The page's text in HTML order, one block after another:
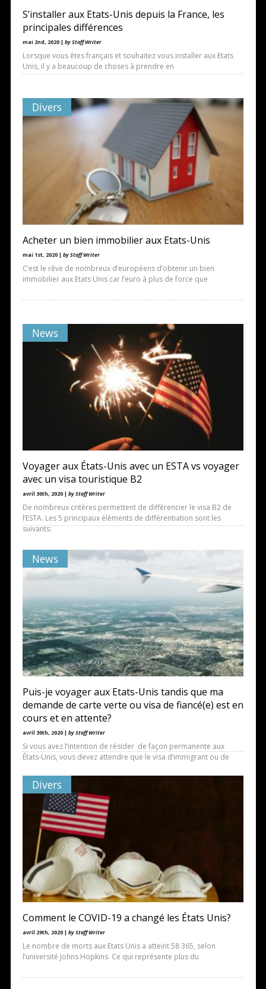
S’installer aux Etats-Unis depuis la France, les
principales différences
mai 2nd, 2020 | by Staff Writer
Lorsque vous êtes français et souhaitez vous installer aux Etats
Unis, il y a beaucoup de choses à prendre en
Divers
Acheter un bien immobilier aux Etats-Unis
mai 1st, 2020 | by Staff Writer
C’est le rêve de nombreux d’européens d’obtenir un bien
immobilier aux Etats Unis car l’euro à plus de force que
News
Voyager aux États-Unis avec un ESTA vs voyager
avec un visa touristique B2
avril 30th, 2020 | by Staff Writer
De nombreux critères permettent de différencier le visa B2 de
l’ESTA. Les 5 principaux éléments de différentiation sont les
suivants:
News
Puis-je voyager aux Etats-Unis tandis que ma
demande de carte verte ou visa de fiancé(e) est en
cours et en attente?
avril 30th, 2020 | by Staff Writer
Si vous avez l’intention de résider de façon permanente aux
États-Unis, vous devez attendre que le visa d’immigrant ou de
Divers
Comment le COVID-19 a changé les États Unis?
avril 29th, 2020 | by Staff Writer
Le nombre de morts aux Etats Unis a atteint 58 365, selon
l’université Johns Hopkins. Ce qui représente plus du